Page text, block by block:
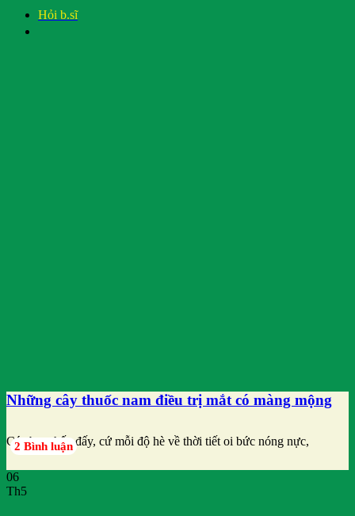
Hỏi b.sĩ
Những cây thuốc nam điều trị mắt có màng mộng
Các bạn thấy đấy, cứ mỗi độ hè về thời tiết oi bức nóng nực,
2 Bình luận
06
Th5